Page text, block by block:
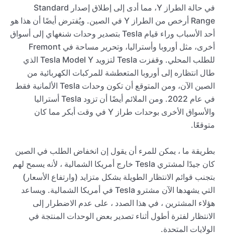
في حالة الطراز Y، مما أدى إلى إطلاق إصدار Standard
Range أرخص من الطراز Y في الصين. ويُفترض أيضًا أن هذا هو
أحد الأسباب وراء قيام Tesla بتصدير وحدات شنغهاي إلى أسواق
أخرى، مثل أوروبا وأستراليا، وتحرير مساحة في Fremont
للطلب المحلي. وقفزت Tesla لتزويد Tesla Model Y الذي
طال انتظاره إلى أوروبا المتعطشة للمركبات الكهربائية من
الصين الآن، ومن المتوقع أن تكون وحدات Tesla الألمانية فقط
في عام 2022. ومن الملائم أيضًا أن تزود Tesla أستراليا
والأسواق الأخرى بوحدات طراز Y في وقت أبكر مما كان
متوقعًا.
بطريقة ما ، يمكن للمرء أن يقول إن انخفاض الطلب في الصين
كان جيدًا لمشتري Tesla خارج أمريكا الشمالية ، لأنه يسمح لهم
بتجنب قوائم الانتظار الطويلة بشكل متزايد (وارتفاع الأسعار)
التي يشهدها الآن مشترو Tesla في أمريكا الشمالية. ويساعد
هؤلاء المشترين ، في هذا الصدد ، على عدم الاضطرار إلى
الانتظار لفترة أطول أثناء تصدير بعض الوحدات المنتجة في
الولايات المتحدة.